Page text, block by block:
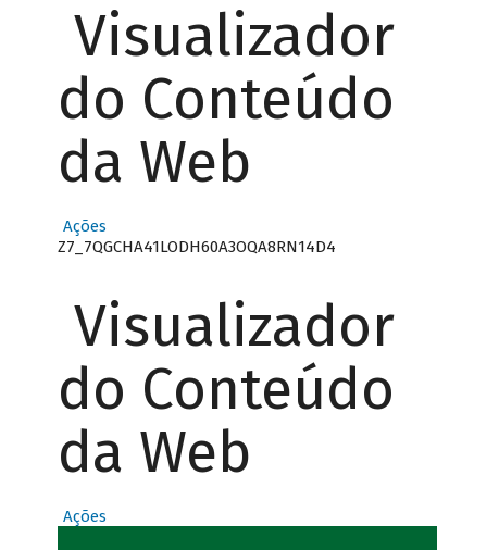
Visualizador
do Conteúdo
da Web
Ações
Z7_7QGCHA41LODH60A3OQA8RN14D4
Visualizador
do Conteúdo
da Web
Ações